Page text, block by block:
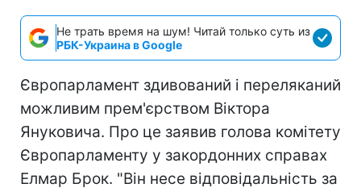
Не трать время на шум! Читай только суть из
РБК-Украина в Google
Європарламент здивований і переляканий
можливим прем'єрством Віктора
Януковича. Про це заявив голова комітету
Європарламенту у закордонних справах
Елмар Брок. "Він несе відповідальність за